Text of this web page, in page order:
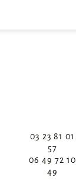
03 23 81 01
57
06 49 72 10
49